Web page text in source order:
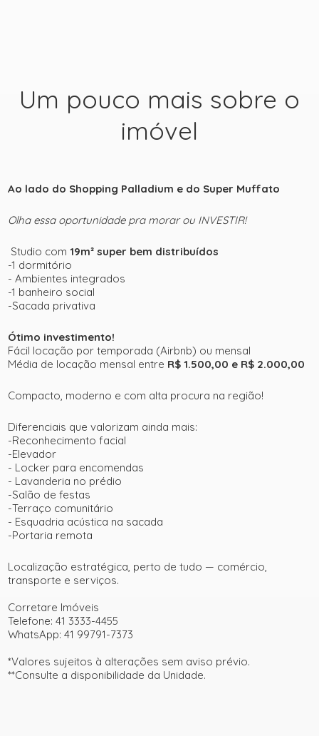
+ 47
ver mais fotos
Um pouco mais sobre o
imóvel
Ao lado do Shopping Palladium e do Super Muffato
Olha essa oportunidade pra morar ou INVESTIR!
Studio com19m² super bem distribuídos
-1 dormitório
- Ambientes integrados
-1 banheiro social
-Sacada privativa
Ótimo investimento!
Fácil locação por temporada (Airbnb) ou mensal
Média de locação mensal entre R$ 1.500,00 e R$ 2.000,00
Compacto, moderno e com alta procura na região!
Diferenciais que valorizam ainda mais:
-Reconhecimento facial
-Elevador
- Locker para encomendas
- Lavanderia no prédio
-Salão de festas
-Terraço comunitário
- Esquadria acústica na sacada
-Portaria remota
Localização estratégica, perto de tudo — comércio,
transporte e serviços.
Corretare Imóveis
Telefone: 41 3333-4455
WhatsApp: 41 99791-7373
*Valores sujeitos à alterações sem aviso prévio.
**Consulte a disponibilidade da Unidade.